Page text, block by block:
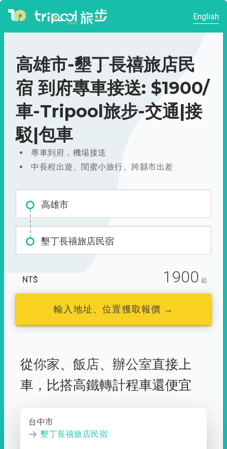
English
高雄市-墾丁長禧旅店民
宿 到府專車接送: $1900/
車-Tripool旅步-交通|接
駁|包車
專車到府，機場接送
中長程出遊、閨蜜小旅行、跨縣市出差
高雄市
墾丁長禧旅店民宿
NT$ 1900 起
輸入地址、位置獲取報價 →
從你家、 飯店、 辦公室直接上
車， 比搭高鐵轉計程車還便宜
台中市
墾丁長禧旅店民宿